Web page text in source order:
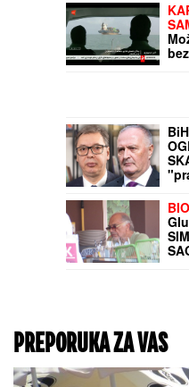
PREPORUKA ZA VAS